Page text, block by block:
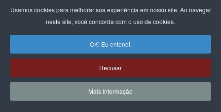
Usamos cookies para melhorar sua experiência em nosso site. Ao navegar
neste site, você concorda com o uso de cookies.
OK! Eu entendi.
Recusar
Mais Informação
RECOMENDAMOS A LEITURA
August Nimtz prova que marxismo e
antirracismo são indissociáveis na luta
Rap transfeminista radical argentino na FLIPEI
Quem tem medo dos corpos trans?
Projetos de proteção às mulheres travados no